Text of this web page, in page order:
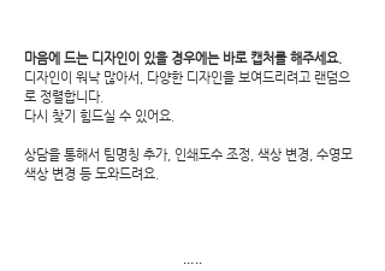
마음에 드는 디자인이 있을 경우에는 바로 캡처를 해주세요.
디자인이 워낙 많아서, 다양한 디자인을 보여드리려고 랜덤으
로 정렬합니다.
​다시 찾기 힘드실 수 있어요.
상담을 통해서 팀명칭 추가, 인쇄도수 조정, 색상 변경, 수영모
색상 변경 등 도와드려요.
.....